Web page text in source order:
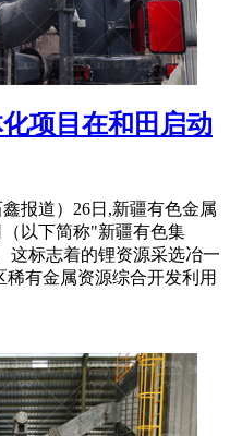
项目在和田启动
报道）26日,新疆有色金属
以下简称"新疆有色集
这标志着的锂资源采选冶一
有金属资源综合开发利用